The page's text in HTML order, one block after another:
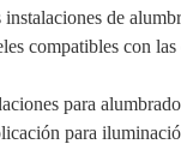
de
compatibles con las
para
para